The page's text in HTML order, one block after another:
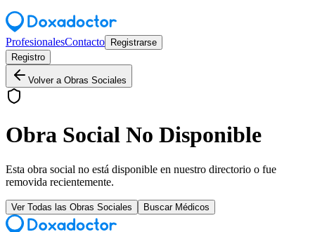
ProfesionalesContacto
Registrarse
Registro
Volver a Obras Sociales
Obra Social No Disponible
Esta obra social no está disponible en nuestro directorio o fue
removida recientemente.
Ver Todas las Obras Sociales Buscar Médicos